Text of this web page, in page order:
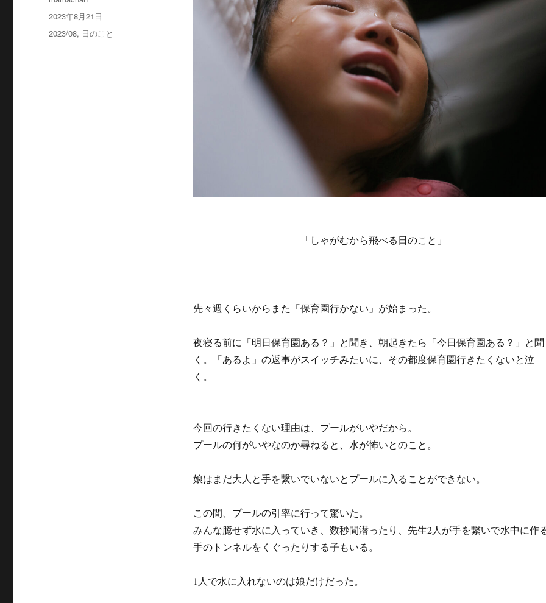
「しゃがむから飛べる日のこと」
先々週くらいからまた「保育園行かない」が始まった。
夜寝る前に「明日保育園ある？」と聞き、朝起きたら「今日保育園ある？」と聞
く。「あるよ」の返事がスイッチみたいに、その都度保育園行きたくないと泣
く。
今回の行きたくない理由は、プールがいやだから。
プールの何がいやなのか尋ねると、水が怖いとのこと。
娘はまだ大人と手を繋いでいないとプールに入ることができない。
この間、プールの引率に行って驚いた。
みんな臆せず水に入っていき、数秒間潜ったり、先生2人が手を繋いで水中に作
手のトンネルをくぐったりする子もいる。
1人で水に入れないのは娘だけだった。
稿
投
稿
2023年8月21日
カ
2023/08, 日のこと